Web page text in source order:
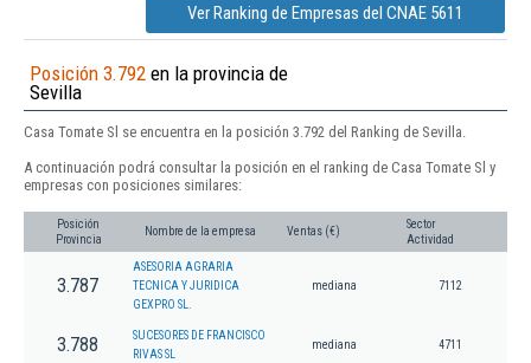
Ver Ranking de Empresas del CNAE 5611
Posición 3.792 en la provincia de
Sevilla
Casa Tomate Sl se encuentra en la posición 3.792 del Ranking de Sevilla.
A continuación podrá consultar la posición en el ranking de Casa Tomate Sl y
empresas con posiciones similares:
Posición
Provincia
Nombre de la empresa Ventas (€)
Sector
Actividad
3.787
ASESORIA AGRARIA
TECNICA Y JURIDICA
GEXPRO SL.
mediana 7112
3.788
SUCESORES DE FRANCISCO
RIVAS SL
mediana 4711